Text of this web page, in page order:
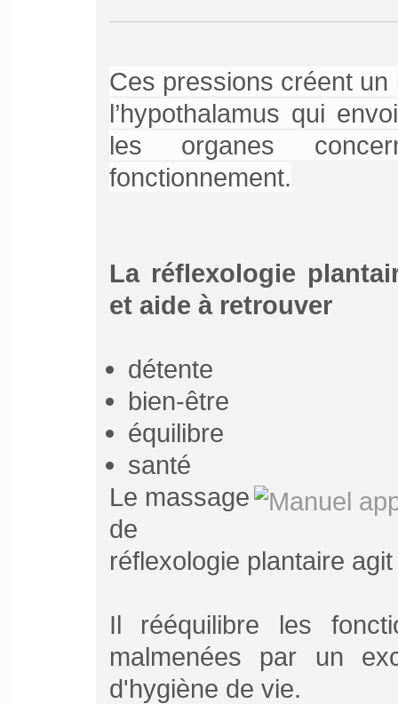
Ces pressions créent
l’hypothalamus qui
les organes
fonctionnement.
La réflexologie
et aide à retrouver
détente
bien-être
équilibre
santé
Le massage
de
réflexologie plantaire
Il rééquilibre les
malmenées par un
d'hygiène de vie.